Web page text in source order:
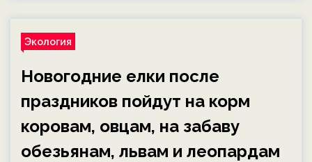
Экология
Новогодние елки после
праздников пойдут на корм
коровам, овцам, на забаву
обезьянам, львам и леопардам